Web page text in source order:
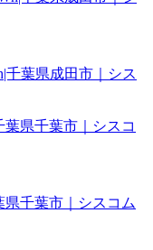
千葉県成田市｜シス
県千葉市｜シスコム